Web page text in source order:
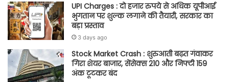
UPI Charges : दो हजार रुपये से अधिक यूपीआई
भुगतान पर शुल्क लगाने की तैयारी, सरकार का
बड़ा प्रस्ताव
3 days ago
Stock Market Crash : शुरुआती बढ़त गंवाकर
गिरा शेयर बाजार, सेंसेक्स 210 और निफ्टी 159
अंक टूटकर बंद